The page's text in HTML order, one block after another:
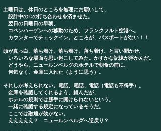
土曜日は、休日のところを無理にお願いして、
設計中のICの打ち合わせを済ませた。
翌日の日曜日の早朝、
コペンハーゲンへの移動のため、フランクフルト空港へ。
カウンターでチェックイン。ところが、パスポートがない！！
頭が真っ白。落ち着け、落ち着け、落ち着け、と言い聞かせ、
いろいろな場面を思い起こしてみた。かすかな記憶が浮かんだ。
どうやら、ニュールンベルグのホテルで朝食の前に、
何気なく、金庫に入れた（ように思う）。
それしか考えられない。電話、電話、電話（電話も不得手）。
金庫を確認してくれるよう、頼んだが、
ホテルの規則では勝手に開けられないという。
一緒に確認する規定になっているそうだ。
ここでは融通が効かない。
えええええ？ ニュールンベルグへ逆戻り？